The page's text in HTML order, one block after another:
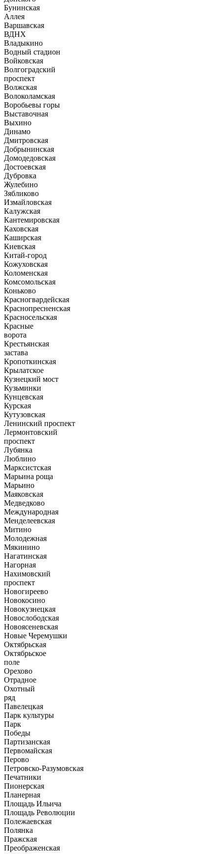
Бунинская
Аллея
Варшавская
ВДНХ
Владыкино
Водный стадион
Войковская
Волгоградский
проспект
Волжская
Волоколамская
Воробьевы горы
Выставочная
Выхино
Динамо
Дмитровская
Добрынинская
Домодедовская
Достоевская
Дубровка
Жулебино
Зябликово
Измайловская
Калужская
Кантемировская
Каховская
Каширская
Киевская
Китай-город
Кожуховская
Коломенская
Комсомольская
Коньково
Красногвардейская
Краснопресненская
Красносельская
Красные
ворота
Крестьянская
застава
Кропоткинская
Крылатское
Кузнецкий мост
Кузьминки
Кунцевская
Курская
Кутузовская
Ленинский проспект
Лермонтовский
проспект
Лубянка
Люблино
Марксистская
Марьина роща
Марьино
Маяковская
Медведково
Международная
Менделеевская
Митино
Молодежная
Мякинино
Нагатинская
Нагорная
Нахимовский
проспект
Новогиреево
Новокосино
Новокузнецкая
Новослободская
Новоясеневская
Новые Черемушки
Октябрьская
Октябрьское
поле
Орехово
Отрадное
Охотный
ряд
Павелецкая
Парк культуры
Парк
Победы
Партизанская
Первомайская
Перово
Петровско-Разумовская
Печатники
Пионерская
Планерная
Площадь Ильича
Площадь Революции
Полежаевская
Полянка
Пражская
Преображенская